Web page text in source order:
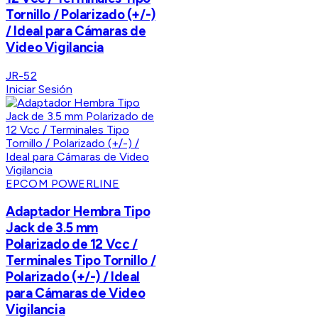
Tornillo / Polarizado (+/-)
/ Ideal para Cámaras de
Video Vigilancia
JR-52
Iniciar Sesión
EPCOM POWERLINE
Adaptador Hembra Tipo
Jack de 3.5 mm
Polarizado de 12 Vcc /
Terminales Tipo Tornillo /
Polarizado (+/-) / Ideal
para Cámaras de Video
Vigilancia